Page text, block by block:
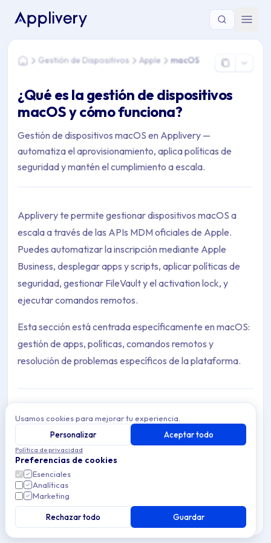
Estás aquí: Home > Gestión de Dispositivos > Apple > macOS
HomeGestión de Dispositivos Apple macOS
¿Qué es la gestión de dispositivos
macOS y cómo funciona?
Gestión de dispositivos macOS en Applivery —
automatiza el aprovisionamiento, aplica políticas de
seguridad y mantén el cumplimiento a escala.
Applivery te permite gestionar dispositivos macOS a
escala a través de las APIs MDM oficiales de Apple.
Puedes automatizar la inscripción mediante Apple
Business, desplegar apps y scripts, aplicar políticas de
seguridad, gestionar FileVault y el activation lock, y
ejecutar comandos remotos.
Esta sección está centrada específicamente en macOS:
gestión de apps, políticas, comandos remotos y
resolución de problemas específicos de la plataforma.
Resolución de problemas
Resuelve problemas comunes de gestión de
dispositivos macOS en Applivery — soluciona
errores de inscripción, problemas de
configuración y problemas de seguridad.
3 articles
Scripts
Automatiza tareas en dispositivos macOS
gestionados usando scripts en Applivery — crea,
asigna y gestiona scripts para una gestión de
5 articles
Usamos cookies para mejorar tu experiencia.
Personalizar
Aceptar todo
Política de privacidad
Preferencias de cookies
Esenciales
Analíticas
Marketing
Rechazar todo Guardar